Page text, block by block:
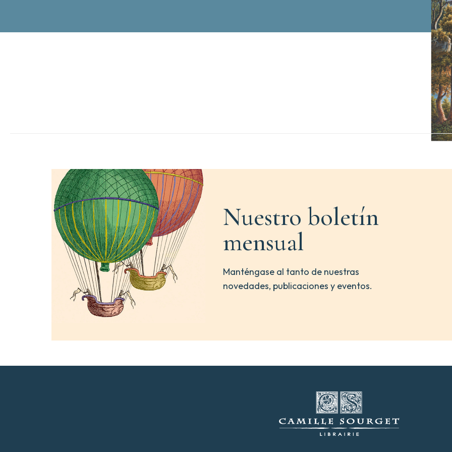
Nuestro boletín
mensual
Manténgase al tanto de nuestras
novedades, publicaciones y eventos.